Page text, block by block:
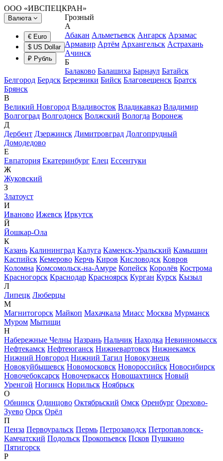
ООО «ИВСПЕЦКРАН»
Валюта
€ Euro
$ US Dollar
₽ Рубль
Грозный
А
Абакан Альметьевск Ангарск Арзамас
Армавир Артём Архангельск Астрахань
Ачинск
Б
Балаково Балашиха Барнаул Батайск
Белгород Бердск Березники Бийск Благовещенск Братск
Брянск
В
Великий Новгород Владивосток Владикавказ Владимир
Волгоград Волгодонск Волжский Вологда Воронеж
Д
Дербент Дзержинск Димитровград Долгопрудный
Домодедово
Е
Евпатория Екатеринбург Елец Ессентуки
Ж
Жуковский
З
Златоуст
И
Иваново Ижевск Иркутск
Й
Йошкар-Ола
К
Казань Калининград Калуга Каменск-Уральский Камышин
Каспийск Кемерово Керчь Киров Кисловодск Ковров
Коломна Комсомольск-на-Амуре Копейск Королёв Кострома
Красногорск Краснодар Красноярск Курган Курск Кызыл
Л
Липецк Люберцы
М
Магнитогорск Майкоп Махачкала Миасс Москва Мурманск
Муром Мытищи
Н
Набережные Челны Назрань Нальчик Находка Невинномысск
Нефтекамск Нефтеюганск Нижневартовск Нижнекамск
Нижний Новгород Нижний Тагил Новокузнецк
Новокуйбышевск Новомосковск Новороссийск Новосибирск
Новочебоксарск Новочеркасск Новошахтинск Новый
Уренгой Ногинск Норильск Ноябрьск
О
Обнинск Одинцово Октябрьский Омск Оренбург Орехово-
Зуево Орск Орёл
П
Пенза Первоуральск Пермь Петрозаводск Петропавловск-
Камчатский Подольск Прокопьевск Псков Пушкино
Пятигорск
Р